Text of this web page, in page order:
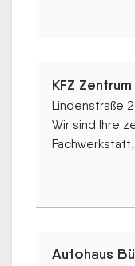
KFZ
Lindenstraße
Wir sind Ihre
Autohaus